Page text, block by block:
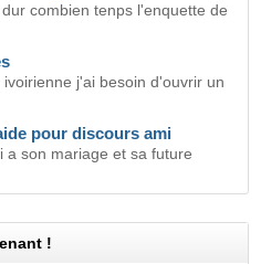
combien tenps l'enquette de
j'ai besoin d'ouvrir un
pour discours ami
a son mariage et sa future
!